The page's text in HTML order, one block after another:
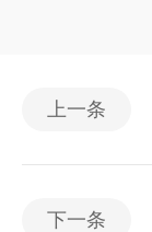
上一条
下一条